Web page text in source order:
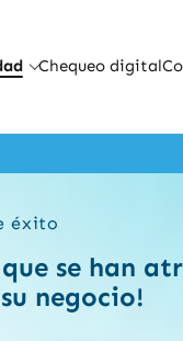
Chequeo digital
éxito
se han
negocio!